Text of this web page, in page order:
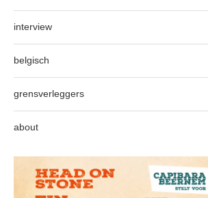
interview
belgisch
grensverleggers
about